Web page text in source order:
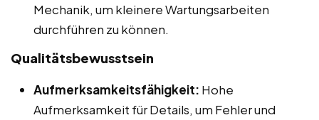
Mechanik, um kleinere Wartungsarbeiten
durchführen zu können.
Qualitätsbewusstsein
Aufmerksamkeitsfähigkeit: Hohe
Aufmerksamkeit für Details, um Fehler und